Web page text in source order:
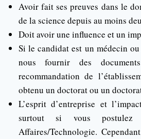
Avoir fait ses preuves dans le
de la science depuis au moins
Doit avoir une influence et un
Si le candidat est un médecin
nous fournir des
recommandation de
obtenu un doctorat ou un
L’esprit d’entreprise et
surtout si vous postulez
Affaires/Technologie.